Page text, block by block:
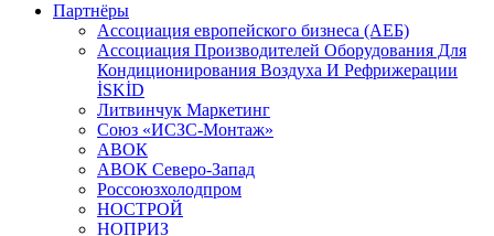
Партнёры
Ассоциация европейского бизнеса (АЕБ)
Aссоциация Производителей Оборудования Для
Кондиционирования Воздуха И Рефрижерации
İSKİD
Литвинчук Маркетинг
Союз «ИСЗС-Монтаж»
АВОК
АВОК Северо-Запад
Россоюзхолодпром
НОСТРОЙ
НОПРИЗ